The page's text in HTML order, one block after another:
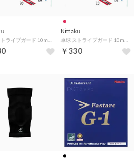
Nittaku
￥330